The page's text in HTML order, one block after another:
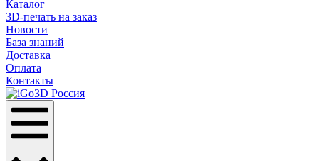
Каталог
3D-печать на заказ
Новости
База знаний
Доставка
Оплата
Контакты